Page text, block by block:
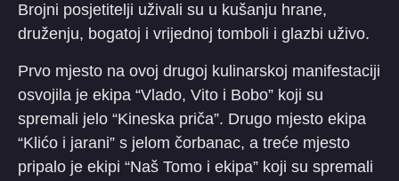
Brojni posjetitelji uživali su u kušanju hrane,
druženju, bogatoj i vrijednoj tomboli i glazbi uživo.
Prvo mjesto na ovoj drugoj kulinarskoj manifestaciji
osvojila je ekipa “Vlado, Vito i Bobo” koji su
spremali jelo “Kineska priča”. Drugo mjesto ekipa
“Klićo i jarani” s jelom čorbanac, a treće mjesto
pripalo je ekipi “Naš Tomo i ekipa” koji su spremali